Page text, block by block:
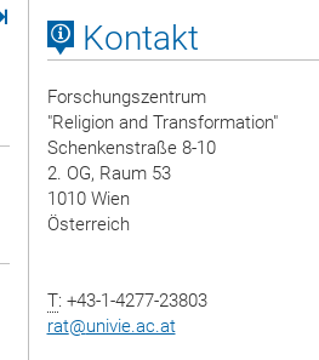
Seite
Seite
Kontakt
Forschungszentrum
"Religion and Transformation"
Schenkenstraße 8-10
2. OG, Raum 53
1010 Wien
Österreich
T: +43-1-4277-23803
rat@univie.ac.at